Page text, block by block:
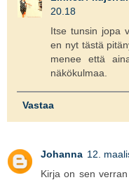
20.18
Itse tunsin jopa
en nyt tästä
menee että
näkökulmaa.
Vastaa
Johanna 12.
Kirja on sen